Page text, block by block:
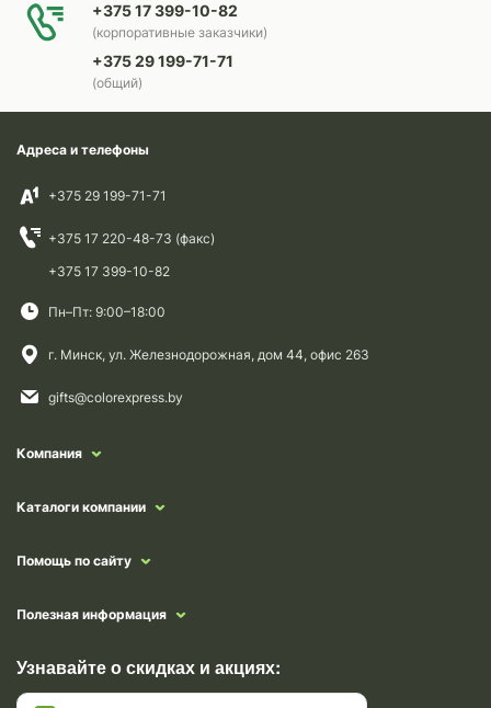
+375 17 399-10-82
(корпоративные заказчики)
+375 29 199-71-71
(общий)
Адреса и телефоны
+375 29 199-71-71
+375 17 220-48-73 (факс)
+375 17 399-10-82
Пн–Пт: 9:00–18:00
г. Минск, ул. Железнодорожная, дом 44, офис 263
gifts@colorexpress.by
Компания
Каталоги компании
Помощь по сайту
Полезная информация
Узнавайте о скидках и акциях: